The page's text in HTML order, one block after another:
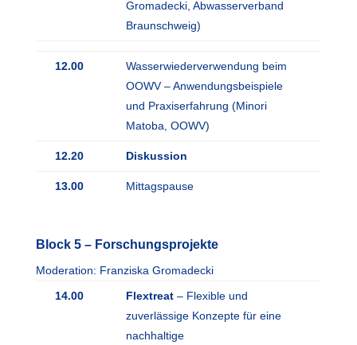
Gromadecki, Abwasserverband
Braunschweig)
12.00
Wasserwiederverwendung beim
OOWV – Anwendungsbeispiele
und Praxiserfahrung (Minori
Matoba, OOWV)
12.20 Diskussion
13.00 Mittagspause
Block 5 – Forschungsprojekte
Moderation: Franziska Gromadecki
14.00
Flextreat– Flexible und
zuverlässige Konzepte für eine
nachhaltige